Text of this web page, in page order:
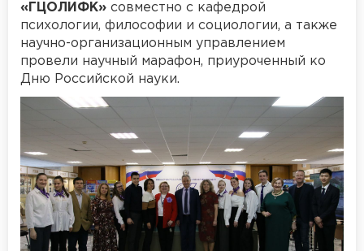
«ГЦОЛИФК» совместно с кафедрой
психологии, философии и социологии, а также
научно-организационным управлением
провели научный марафон, приуроченный ко
Дню Российской науки.